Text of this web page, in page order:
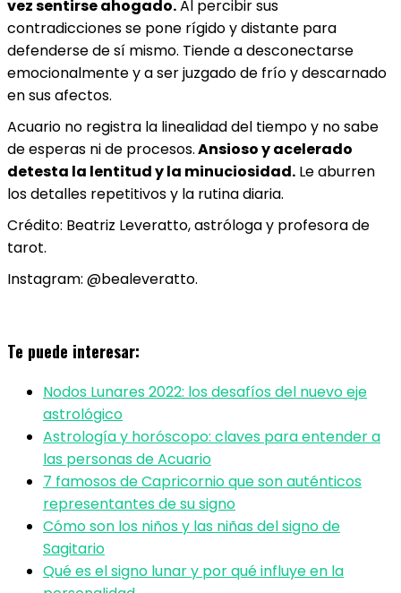
vez sentirse ahogado.Al percibir sus
contradicciones se pone rígido y distante para
defenderse de sí mismo. Tiende a desconectarse
emocionalmente y a ser juzgado de frío y descarnado
en sus afectos.
Acuario no registra la linealidad del tiempo y no sabe
de esperas ni de procesos.Ansioso y acelerado
detesta la lentitud y la minuciosidad. Le aburren
los detalles repetitivos y la rutina diaria.
Crédito: Beatriz Leveratto, astróloga y profesora de
tarot.
Instagram: @bealeveratto.
Te puede interesar:
Nodos Lunares 2022: los desafíos del nuevo eje
astrológico
Astrología y horóscopo: claves para entender a
las personas de Acuario
7 famosos de Capricornio que son auténticos
representantes de su signo
Cómo son los niños y las niñas del signo de
Sagitario
Qué es el signo lunar y por qué influye en la